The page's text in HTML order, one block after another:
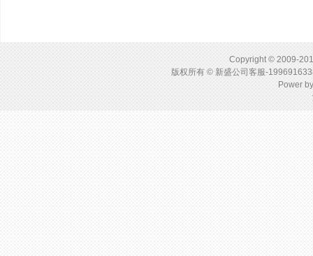
Copyright © 2009-
版权所有 © 新盛公司客服-
Power